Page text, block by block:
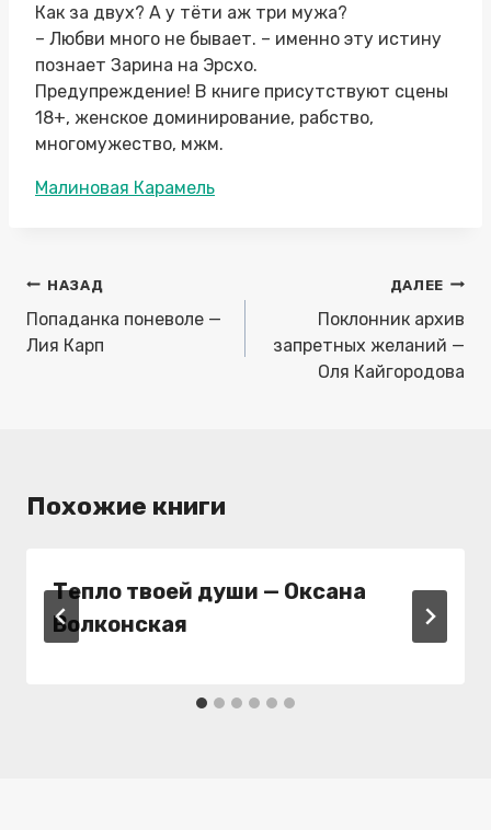
Как за двух? А у тёти аж три мужа?
– Любви много не бывает. – именно эту истину
познает Зарина на Эрсхо.
Предупреждение! В книге присутствуют сцены
18+, женское доминирование, рабство,
многомужество, мжм.
Метки
Малиновая Карамель
Навигация
по
записям
НАЗАД
Попаданка поневоле —
Лия Карп
ДАЛЕЕ
Поклонник архив
запретных желаний —
Оля Кайгородова
Похожие книги
Тепло твоей души — Оксана
Волконская